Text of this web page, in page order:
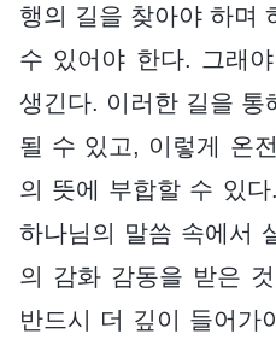
행의 길을 찾아야 하며
수 있어야 한다. 그래
생긴다. 이러한 길을 통
될 수 있고, 이렇게 온
의 뜻에 부합할 수 있
하나님의 말씀 속에서
의 감화 감동을 받은
반드시 더 깊이 들어가